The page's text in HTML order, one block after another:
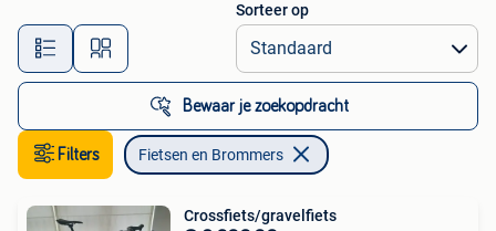
Alle afstanden…
Sorteer op
Bewaar je zoekopdracht
Filters Fietsen en Brommers
Crossfiets/gravelfiets